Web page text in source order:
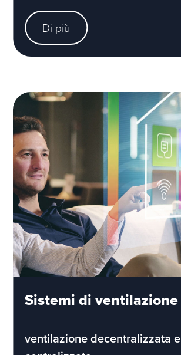
Di più
Sistemi di ventilazione
ventilazione decentralizzata e